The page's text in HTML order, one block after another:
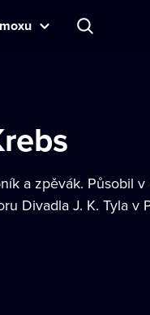
a zpěvák. Působil
Divadla J. K. Tyla